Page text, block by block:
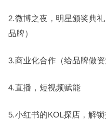
2.微博之夜，明星颁奖典
品牌）
3.商业化合作（给品牌做资
4.直播，短视频赋能
5.小红书的KOL探店，解